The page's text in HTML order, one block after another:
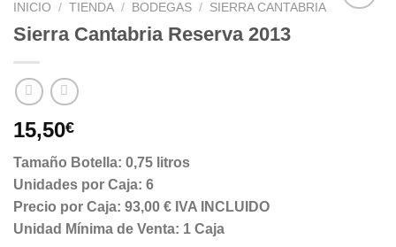
INICIO / TIENDA / BODEGAS / SIERRA CANTABRIA
Sierra Cantabria Reserva 2013
15,50€
Tamaño Botella: 0,75 litros
Unidades por Caja: 6
Precio por Caja: 93,00 € IVA INCLUIDO
Unidad Mínima de Venta: 1 Caja